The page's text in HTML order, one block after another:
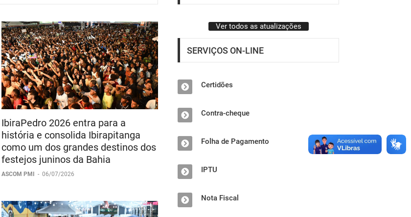
IbiraPedro 2026 entra para a
história e consolida Ibirapitanga
como um dos grandes destinos dos
festejos juninos da Bahia
ASCOM PMI - 06/07/2026
Ver todos as atualizações
SERVIÇOS ON-LINE
Certidões
Contra-cheque
Folha de Pagamento
IPTU
Nota Fiscal